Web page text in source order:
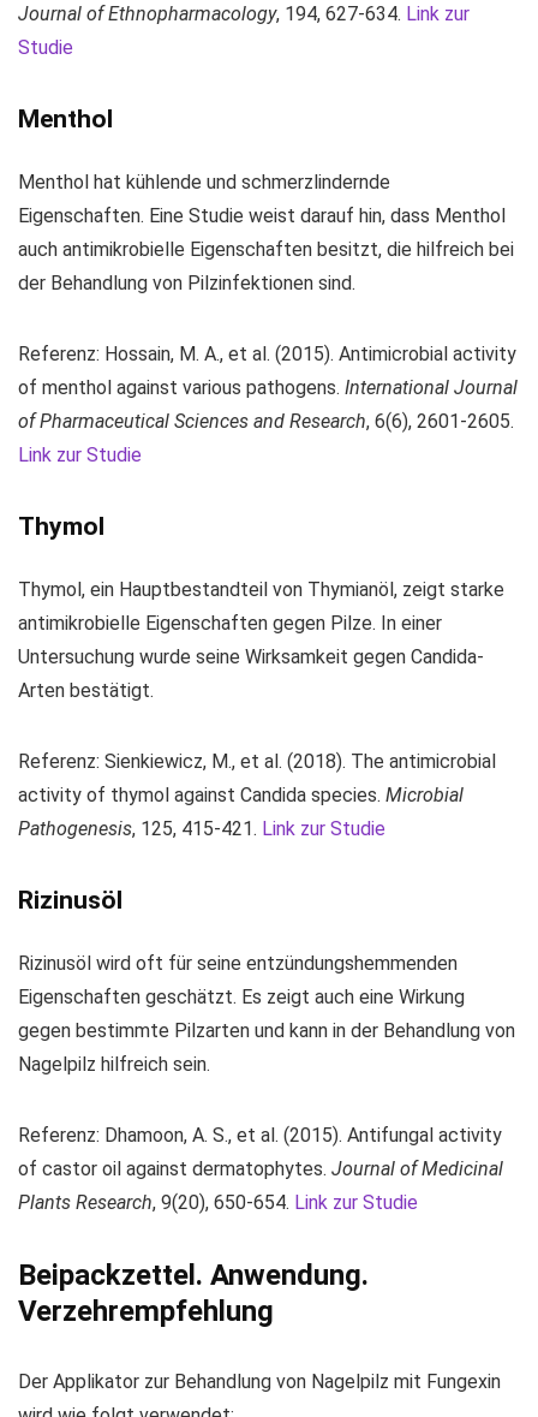
Journal of Ethnopharmacology, 194, 627-634. Link zur
Studie
Menthol
Menthol hat kühlende und schmerzlindernde
Eigenschaften. Eine Studie weist darauf hin, dass Menthol
auch antimikrobielle Eigenschaften besitzt, die hilfreich bei
der Behandlung von Pilzinfektionen sind.
Referenz: Hossain, M. A., et al. (2015). Antimicrobial activity
of menthol against various pathogens. International Journal
of Pharmaceutical Sciences and Research, 6(6), 2601-2605.
Link zur Studie
Thymol
Thymol, ein Hauptbestandteil von Thymianöl, zeigt starke
antimikrobielle Eigenschaften gegen Pilze. In einer
Untersuchung wurde seine Wirksamkeit gegen Candida-
Arten bestätigt.
Referenz: Sienkiewicz, M., et al. (2018). The antimicrobial
activity of thymol against Candida species. Microbial
Pathogenesis, 125, 415-421. Link zur Studie
Rizinusöl
Rizinusöl wird oft für seine entzündungshemmenden
Eigenschaften geschätzt. Es zeigt auch eine Wirkung
gegen bestimmte Pilzarten und kann in der Behandlung von
Nagelpilz hilfreich sein.
Referenz: Dhamoon, A. S., et al. (2015). Antifungal activity
of castor oil against dermatophytes. Journal of Medicinal
Plants Research, 9(20), 650-654. Link zur Studie
Beipackzettel. Anwendung.
Verzehrempfehlung
Der Applikator zur Behandlung von Nagelpilz mit Fungexin